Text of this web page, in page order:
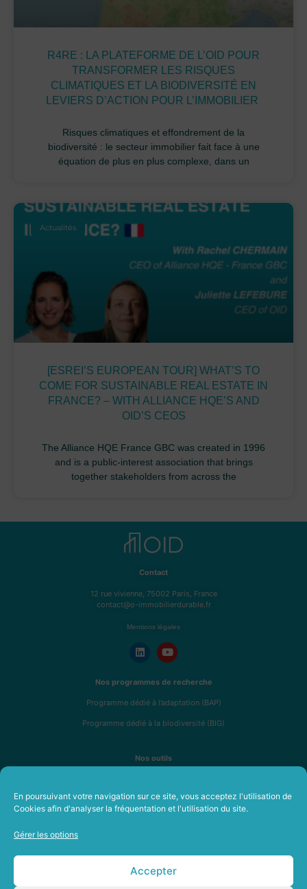
En poursuivant votre navigation sur ce site, vous acceptez l'utilisation de
Cookies afin d'analyser la fréquentation et l'utilisation du site.
Gérer les options
Accepter
R4RE : LA PLATEFORME DE L’OID POUR
TRANSFORMER LES RISQUES
CLIMATIQUES ET LA BIODIVERSITÉ EN
LEVIERS D’ACTION POUR L’IMMOBILIER
Risques climatiques et effondrement de la
biodiversité : le secteur immobilier fait face à une
équation de plus en plus complexe, dans un
Actualités
[ESREI’S EUROPEAN TOUR] WHAT’S TO
COME FOR SUSTAINABLE REAL ESTATE IN
FRANCE? – WITH ALLIANCE HQE’S AND
OID’S CEOS
The Alliance HQE France GBC was created in 1996
and is a public-interest association that brings
together stakeholders from across the
Contact
12 rue vivienne, 75002 Paris, France
contact@o-immobilierdurable.fr
Mentions légales
Nos programmes de recherche
Programme dédié à l’adaptation (BAP)
Programme dédié à la biodiversité (BIG)
Nos outils
Fresque de l’immobilier durable
Notre équipe